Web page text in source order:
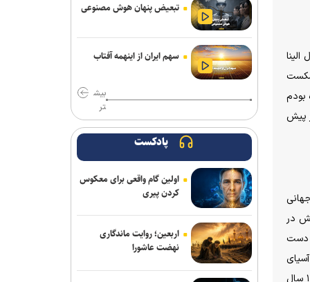
شکست
بودم
دوم انتخاب شدم. در حالی که از اشتری ۲ بر صفر پیش
سن در این مسابقات حضور می‌یابم. از ۲ سال پیش در
دست
میانه، مسابقات قهرمانی جهان در لندن و همچنین مسابقات جوانان که در تایلند در حال برگزاری است شرکت کنم. میزبانی لندن تقریبا ۱۰۰ سال
مدال طلای زارعی در بلاروس/ دومین
رکوردشکنی دونده ایران در آستانه بازی‌های
آسیایی
مدیرعامل پرسپولیس سفیر افتخاری
باختر: انتقال قرضی بازیکن بدون ثبت
قرارداد تخلف است/ استقلال با مجازاتی
ماجرای پیشنهاد سهراب بختیاری زاده به
سردار آزمون چیست؟/ وعده پوچی که به
سرمربی استقلال داده شد
تمرینات نارنجی پوشان از هفته آینده
تبعیض پنهان هوش مصنوعی
سهم ایران از اینهمه آفتاب
بیش
تر
پادکست
اولین گام واقعی برای معکوس
کردن پیری
اربعین؛ روایت ماندگاری
نهضت عاشورا